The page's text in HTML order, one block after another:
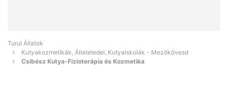
Turul Állatok
Kutyakozmetikák, Állateledel, Kutyaiskolák - Mezőkövesd
Csibész Kutya-Fizioterápia és Kozmetika